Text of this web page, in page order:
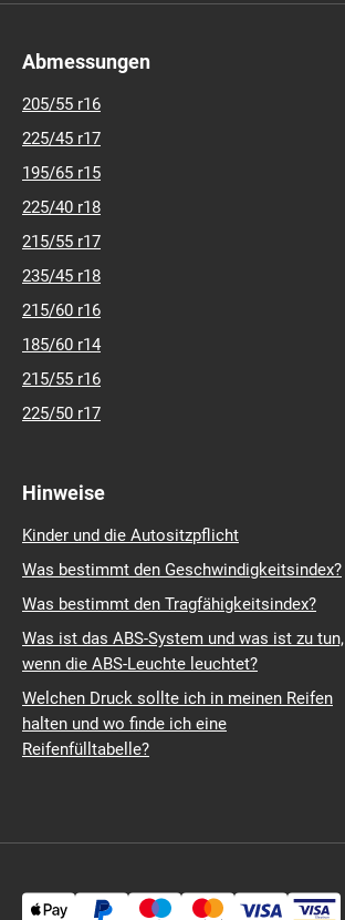
Abmessungen
205/55 r16
225/45 r17
195/65 r15
225/40 r18
215/55 r17
235/45 r18
215/60 r16
185/60 r14
215/55 r16
225/50 r17
Hinweise
Kinder und die Autositzpflicht
Was bestimmt den Geschwindigkeitsindex?
Was bestimmt den Tragfähigkeitsindex?
Was ist das ABS-System und was ist zu tun,
wenn die ABS-Leuchte leuchtet?
Welchen Druck sollte ich in meinen Reifen
halten und wo finde ich eine
Reifenfülltabelle?